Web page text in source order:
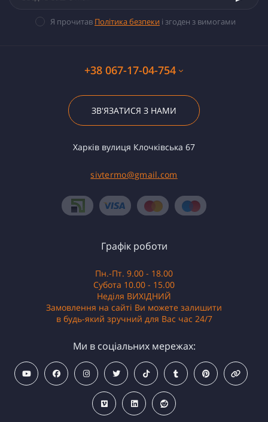
Я прочитав Політика безпеки і згоден з вимогами
+38 067-17-04-754
ЗВ'ЯЗАТИСЯ З НАМИ
Харків вулиця Клочківська 67
sivtermo@gmail.com
Графік роботи
Пн.-Пт. 9.00 - 18.00
Субота 10.00 - 15.00
Неділя ВИХІДНИЙ
Замовлення на сайті Ви можете залишити
в будь-який зручний для Вас час 24/7
Ми в соціальних мережах: